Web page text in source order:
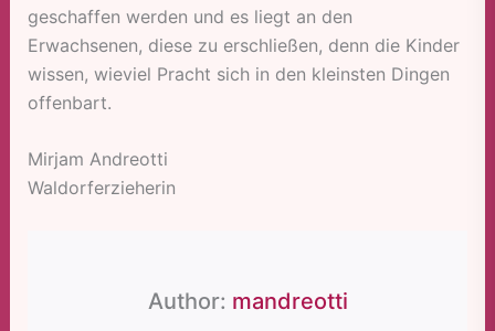
geschaffen werden und es liegt an den
Erwachsenen, diese zu erschließen, denn die Kinder
wissen, wieviel Pracht sich in den kleinsten Dingen
offenbart.
Mirjam Andreotti
Waldorferzieherin
Author: mandreotti